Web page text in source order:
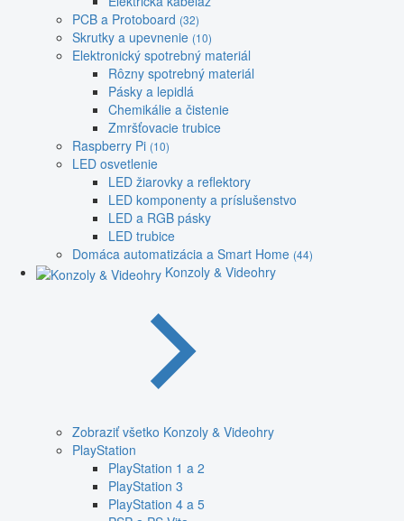
PCB a Protoboard (32)
Skrutky a upevnenie (10)
Elektronický spotrebný materiál
Rôzny spotrebný materiál
Pásky a lepidlá
Chemikálie a čistenie
Zmršťovacie trubice
Raspberry Pi (10)
LED osvetlenie
LED žiarovky a reflektory
LED komponenty a príslušenstvo
LED a RGB pásky
LED trubice
Domáca automatizácia a Smart Home (44)
Konzoly & Videohry
Zobraziť všetko Konzoly & Videohry
PlayStation
PlayStation 1 a 2
PlayStation 3
PlayStation 4 a 5